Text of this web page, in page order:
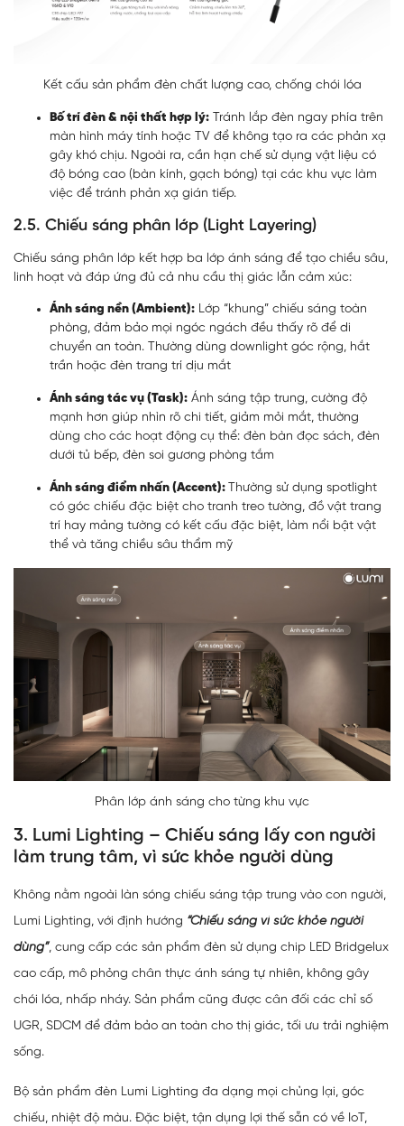
Kết cấu sản phẩm đèn chất lượng cao, chống chói lóa
Bố trí đèn & nội thất hợp lý: Tránh lắp đèn ngay phía trên
màn hình máy tính hoặc TV để không tạo ra các phản xạ
gây khó chịu. Ngoài ra, cần hạn chế sử dụng vật liệu có
độ bóng cao (bàn kính, gạch bóng) tại các khu vực làm
việc để tránh phản xạ gián tiếp.
2.5. Chiếu sáng phân lớp (Light Layering)
Chiếu sáng phân lớp kết hợp ba lớp ánh sáng để tạo chiều sâu,
linh hoạt và đáp ứng đủ cả nhu cầu thị giác lẫn cảm xúc:
Ánh sáng nền (Ambient): Lớp “khung” chiếu sáng toàn
phòng, đảm bảo mọi ngóc ngách đều thấy rõ để di
chuyển an toàn. Thường dùng downlight góc rộng, hắt
trần hoặc đèn trang trí dịu mắt
Ánh sáng tác vụ (Task): Ánh sáng tập trung, cường độ
mạnh hơn giúp nhìn rõ chi tiết, giảm mỏi mắt, thường
dùng cho các hoạt động cụ thể: đèn bàn đọc sách, đèn
dưới tủ bếp, đèn soi gương phòng tắm
Ánh sáng điểm nhấn (Accent): Thường sử dụng spotlight
có góc chiếu đặc biệt cho tranh treo tường, đồ vật trang
trí hay mảng tường có kết cấu đặc biệt, làm nổi bật vật
thể và tăng chiều sâu thẩm mỹ
Phân lớp ánh sáng cho từng khu vực
3. Lumi Lighting – Chiếu sáng lấy con người
làm trung tâm, vì sức khỏe người dùng
Không nằm ngoài làn sóng chiếu sáng tập trung vào con người,
Lumi Lighting, với định hướng “Chiếu sáng vì sức khỏe người
dùng”, cung cấp các sản phẩm đèn sử dụng chip LED Bridgelux
cao cấp, mô phỏng chân thực ánh sáng tự nhiên, không gây
chói lóa, nhấp nháy. Sản phẩm cũng được cân đối các chỉ số
UGR, SDCM để đảm bảo an toàn cho thị giác, tối ưu trải nghiệm
sống.
Bộ sản phẩm đèn Lumi Lighting đa dạng mọi chủng lại, góc
chiếu, nhiệt độ màu. Đặc biệt, tận dụng lợi thế sẵn có về IoT,